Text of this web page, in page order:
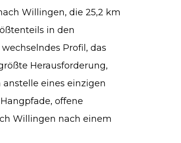
Willingen, die 25,2 km
in den
Profil, das
Herausforderung,
eines einzigen
offene
Willingen nach einem